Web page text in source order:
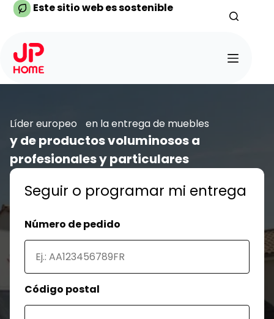
Saltar Este sitio web es sostenible
Líder europeo en la entrega de muebles
y de productos voluminosos a
profesionales y particulares
Seguir o programar mi entrega
Número de pedido
Código postal